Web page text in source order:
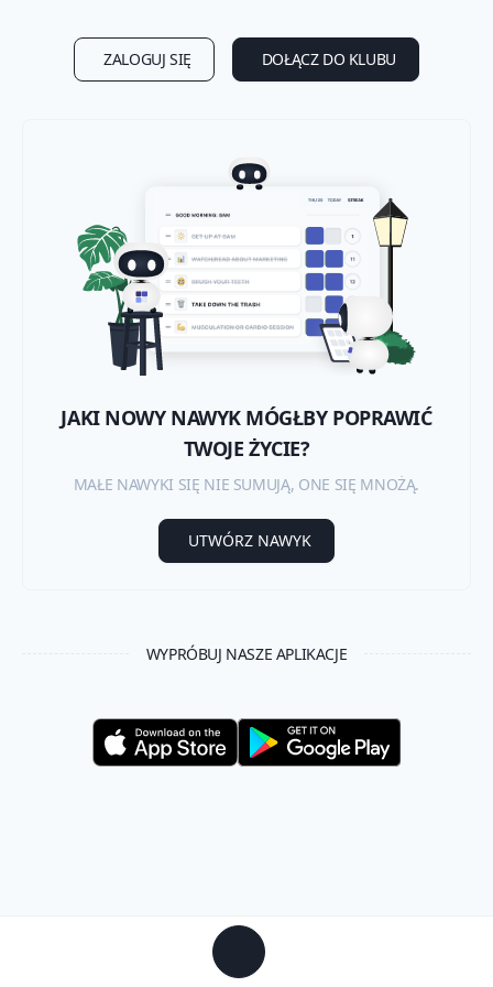
ZALOGUJ SIĘ DOŁĄCZ DO KLUBU
JAKI NOWY NAWYK MÓGŁBY POPRAWIĆ
TWOJE ŻYCIE?
MAŁE NAWYKI SIĘ NIE SUMUJĄ, ONE SIĘ MNOŻĄ.
UTWÓRZ NAWYK
WYPRÓBUJ NASZE APLIKACJE